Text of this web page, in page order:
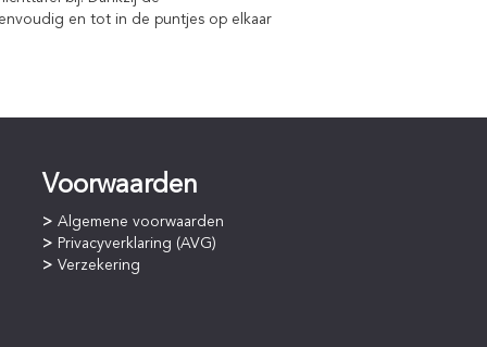
en tot in de puntjes op elkaar
Voorwaarden
Algemene voorwaarden
Privacyverklaring (AVG)
Verzekering